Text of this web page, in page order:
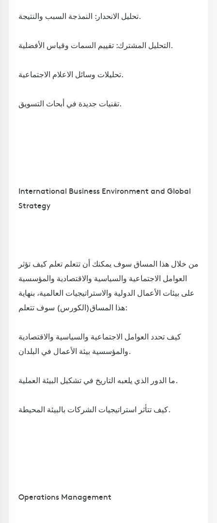
تحليل الانحدار: النمذجة السبب والنتيجة.
التحليل المشترك: تقييم السمات وقياس الأفضلية.
تحليلات وسائل الاعلام الاجتماعية.
تقنيات جديدة في أبحاث التسويق.
International Business Environment and Global
Strategy
من خلال هذا المساق سوف يمكنك أن تتعلم تعلم كيف تؤثر
العوامل الاجتماعية والسياسية والاقتصادية والمؤسسية
على بيئات الأعمال الدولية والاستراتيجيات العالمية، بنهاية
هذا المساق(الكورس) سوف تتعلم:
كيف تحدد العوامل الاجتماعية والسياسية والاقتصادية
والمؤسسية بيئة الأعمال في البلدان.
ما الدور الذي يلعبه التاريخ في تشكيل البيئة العملية.
كيف تتأثر استراتيجيات الشركات بالبيئة المحيطة.
Operations Management